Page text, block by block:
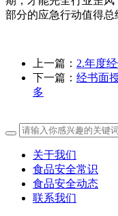
部分的应急行动值得总
上一篇： 2.年度
下一篇： 经书面
多
关于我们
食品安全常识
食品安全动态
联系我们